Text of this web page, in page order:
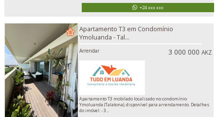
+24 xxx xxx
Apartamento T3 em Condomínio
Ymoluanda - Tal...
Arrendar 3 000 000AKZ
Apartamento T3 mobilado localizado no condomínio
Ymoluanda (Talatona), disponível para arrendamento. Detalhes
do imóvel: - 3...